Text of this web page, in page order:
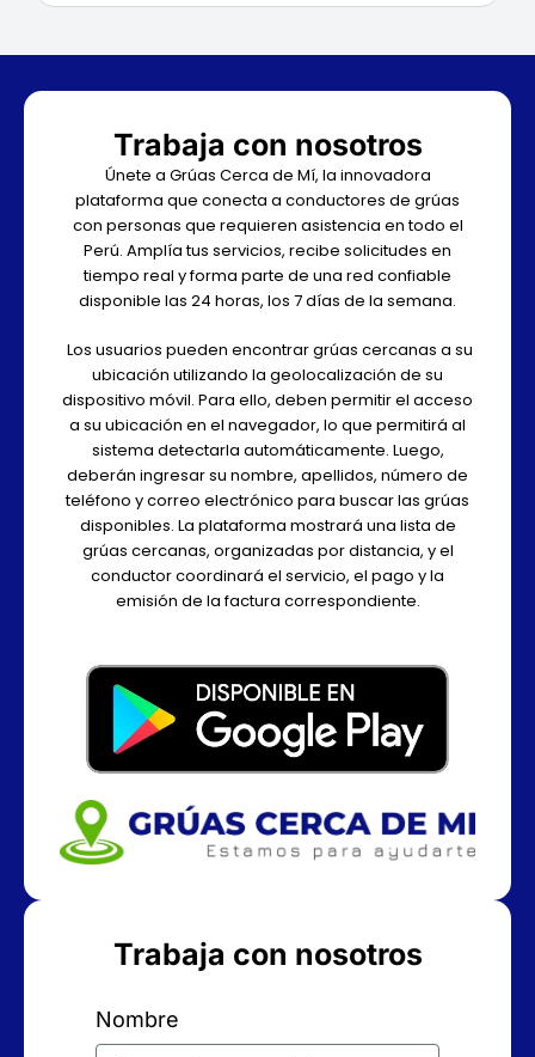
Trabaja con nosotros
Únete a Grúas Cerca de Mí, la innovadora
plataforma que conecta a conductores de grúas
con personas que requieren asistencia en todo el
Perú. Amplía tus servicios, recibe solicitudes en
tiempo real y forma parte de una red confiable
disponible las 24 horas, los 7 días de la semana.
Los usuarios pueden encontrar grúas cercanas a su
ubicación utilizando la geolocalización de su
dispositivo móvil. Para ello, deben permitir el acceso
a su ubicación en el navegador, lo que permitirá al
sistema detectarla automáticamente. Luego,
deberán ingresar su nombre, apellidos, número de
teléfono y correo electrónico para buscar las grúas
disponibles. La plataforma mostrará una lista de
grúas cercanas, organizadas por distancia, y el
conductor coordinará el servicio, el pago y la
emisión de la factura correspondiente.
Trabaja con nosotros
Nombre